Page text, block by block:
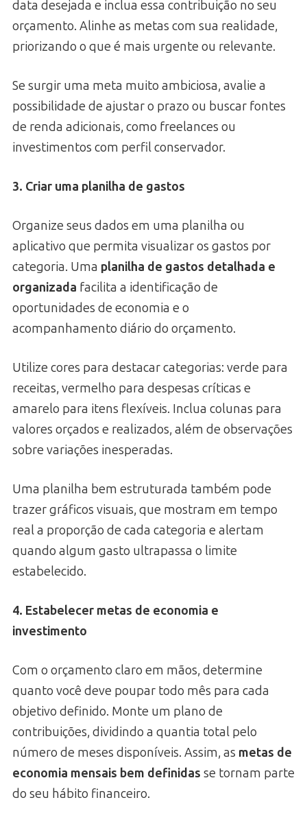
data desejada e inclua essa contribuição no seu
orçamento. Alinhe as metas com sua realidade,
priorizando o que é mais urgente ou relevante.
Se surgir uma meta muito ambiciosa, avalie a
possibilidade de ajustar o prazo ou buscar fontes
de renda adicionais, como freelances ou
investimentos com perfil conservador.
3. Criar uma planilha de gastos
Organize seus dados em uma planilha ou
aplicativo que permita visualizar os gastos por
categoria. Uma planilha de gastos detalhada e
organizada facilita a identificação de
oportunidades de economia e o
acompanhamento diário do orçamento.
Utilize cores para destacar categorias: verde para
receitas, vermelho para despesas críticas e
amarelo para itens flexíveis. Inclua colunas para
valores orçados e realizados, além de observações
sobre variações inesperadas.
Uma planilha bem estruturada também pode
trazer gráficos visuais, que mostram em tempo
real a proporção de cada categoria e alertam
quando algum gasto ultrapassa o limite
estabelecido.
4. Estabelecer metas de economia e
investimento
Com o orçamento claro em mãos, determine
quanto você deve poupar todo mês para cada
objetivo definido. Monte um plano de
contribuições, dividindo a quantia total pelo
número de meses disponíveis. Assim, as metas de
economia mensais bem definidas se tornam parte
do seu hábito financeiro.